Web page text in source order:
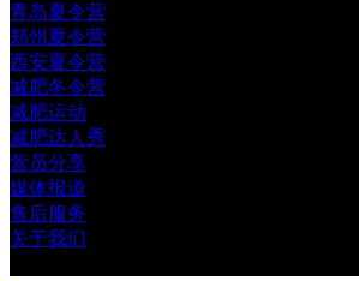
青岛夏令营
郑州夏令营
西安夏令营
减肥冬令营
减肥运动
减肥达人秀
营员分享
媒体报道
售后服务
关于我们